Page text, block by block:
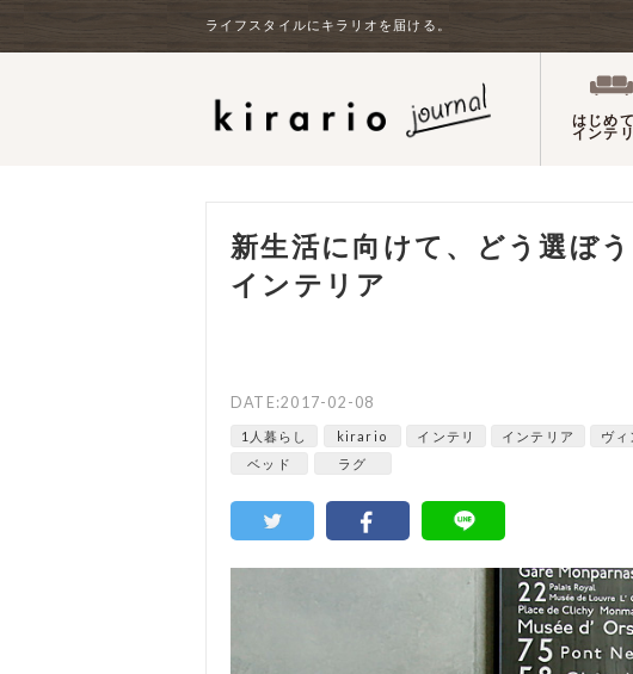
ライフスタイルにキラリオを届ける。
はじめ
インテ
新生活に向けて、どう選ぼ
インテリア
DATE:2017-02-08
1人暮らし kirario インテリ インテリア ヴィ
ベッド
ラグ